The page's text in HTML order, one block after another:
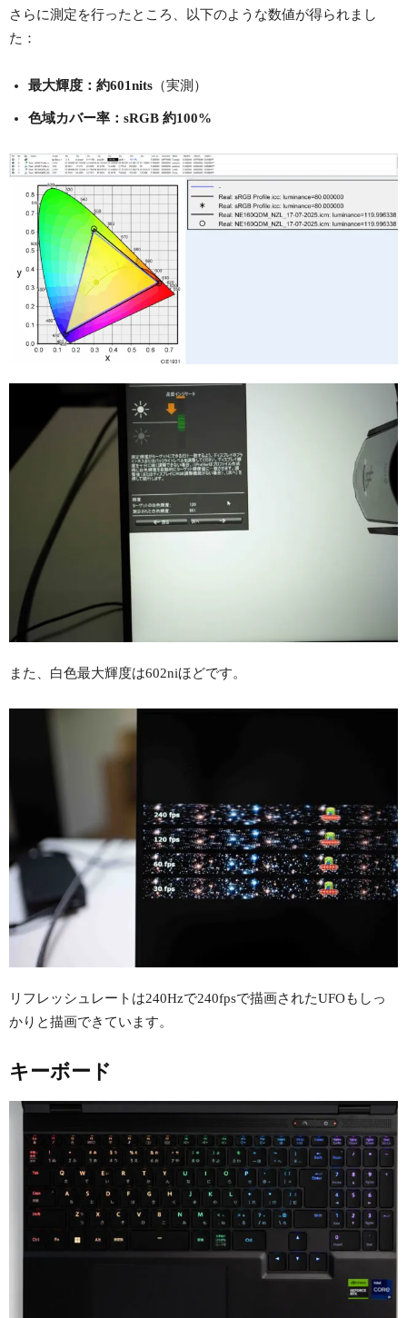
さらに測定を行ったところ、以下のような数値が得られまし
た：
最大輝度：約601nits （実測）
色域カバー率：sRGB 約100%
また、白色最大輝度は602niほどです。
リフレッシュレートは240Hzで240fpsで描画されたUFOもしっ
かりと描画できています。
キーボード